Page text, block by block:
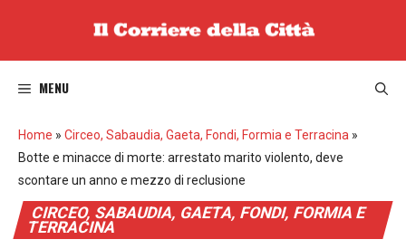
MENU
Home » Circeo, Sabaudia, Gaeta, Fondi, Formia e Terracina »
Botte e minacce di morte: arrestato marito violento, deve
scontare un anno e mezzo di reclusione
CIRCEO, SABAUDIA, GAETA, FONDI, FORMIA E
TERRACINA